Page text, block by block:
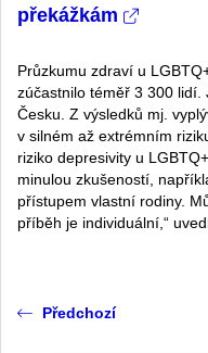
překážkám
Průzkumu zdraví u
zúčastnilo téměř 3 300
Česku. Z výsledků mj.
v silném až extrémním
riziko depresivity u
minulou zkušeností,
přístupem vlastní rodiny.
příběh je individuální,“
Předchozí